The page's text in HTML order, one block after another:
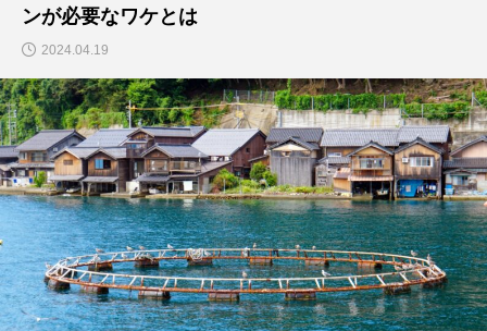
食べる
＜ツバメウオ＞は意外
と美味しい！ “でかい
鰭”が特徴的な魚を実
際に食べてみた
椎名まさ
意外と簡単！ 100均で
買った道具で＜魚のは
く製＞を作ってみた
夏休みの自由研究にい
みのり
ンが必要なワケとは
2024.04.19